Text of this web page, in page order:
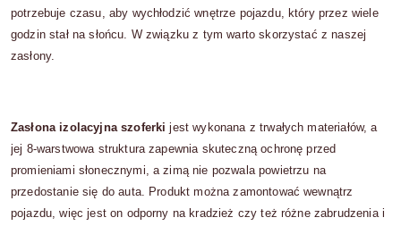
potrzebuje czasu, aby wychłodzić wnętrze pojazdu, który przez wiele
godzin stał na słońcu. W związku z tym warto skorzystać z naszej
zasłony.
Zasłona izolacyjna szoferkijest wykonana z trwałych materiałów, a
jej 8-warstwowa struktura zapewnia skuteczną ochronę przed
promieniami słonecznymi, a zimą nie pozwala powietrzu na
przedostanie się do auta. Produkt można zamontować wewnątrz
pojazdu, więc jest on odporny na kradzież czy też różne zabrudzenia i